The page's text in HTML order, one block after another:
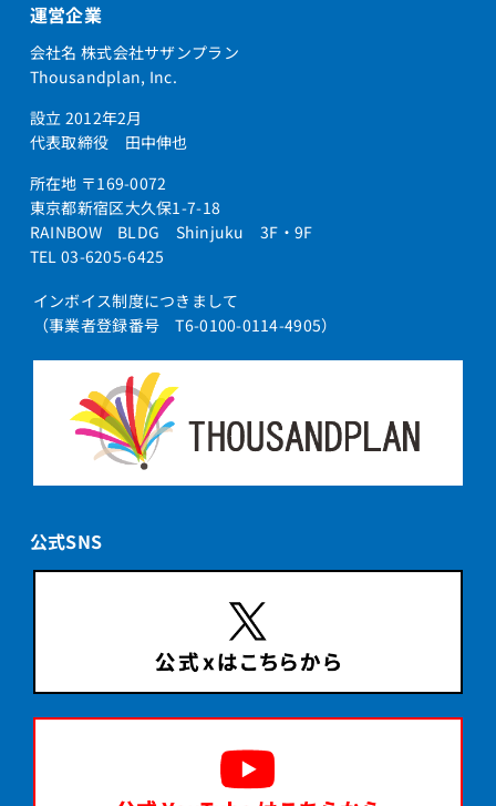
運営企業
会社名 株式会社サザンプラン
Thousandplan, Inc.
設立 2012年2月
代表取締役 田中伸也
所在地 〒169-0072
東京都新宿区大久保1-7-18
RAINBOW BLDG Shinjuku 3F・9F
TEL 03-6205-6425
インボイス制度につきまして
（事業者登録番号 T6-0100-0114-4905）
公式SNS